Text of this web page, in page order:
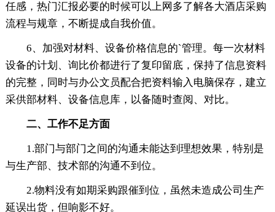
任感，热门汇报必要的时候可以上网多了解各大酒店采购
流程与规章，不断提成自我价值。
6、加强对材料、设备价格信息的`管理。每一次材料
设备的计划、询比价都进行了复印留底，保持了信息资料
的完整，同时与办公文员配合把资料输入电脑保存，建立
采供部材料、设备信息库，以备随时查阅、对比。
二、工作不足方面
1.部门与部门之间的沟通未能达到理想效果，特别是
与生产部、技术部的沟通不到位。
2.物料没有如期采购跟催到位，虽然未造成公司生产
延误出货，但响影不好。